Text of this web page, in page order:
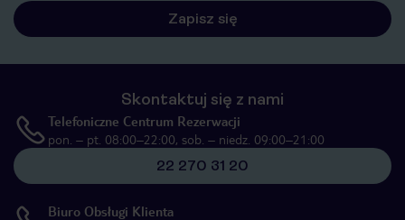
Zapisz się
Skontaktuj się z nami
Telefoniczne Centrum Rezerwacji
pon. – pt. 08:00–22:00, sob. – niedz. 09:00–21:00
22 270 31 20
Biuro Obsługi Klienta